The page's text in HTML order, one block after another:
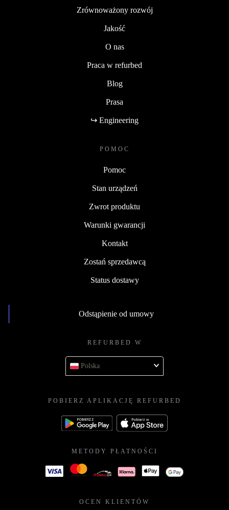
Zrównoważony rozwój
Jakość
O nas
Praca w refurbed
Blog
Prasa
↪ Engineering
POMOC
Pomoc
Stan urządzeń
Zwrot produktu
Warunki gwarancji
Kontakt
Zostań sprzedawcą
Status dostawy
Odstąpienie od umowy
REFURBED W
Polska
POBIERZ APLIKACJĘ REFURBED
METODY PŁATNOŚCI
OCEN KLIENTÓW